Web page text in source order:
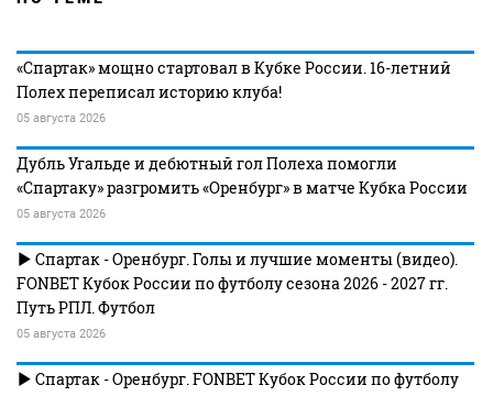
«Спартак» мощно стартовал в Кубке России. 16-летний
Полех переписал историю клуба!
05 августа 2026
Дубль Угальде и дебютный гол Полеха помогли
«Спартаку» разгромить «Оренбург» в матче Кубка России
05 августа 2026
Спартак - Оренбург. Голы и лучшие моменты (видео).
FONBET Кубок России по футболу сезона 2026 - 2027 гг.
Путь РПЛ. Футбол
05 августа 2026
Спартак - Оренбург. FONBET Кубок России по футболу